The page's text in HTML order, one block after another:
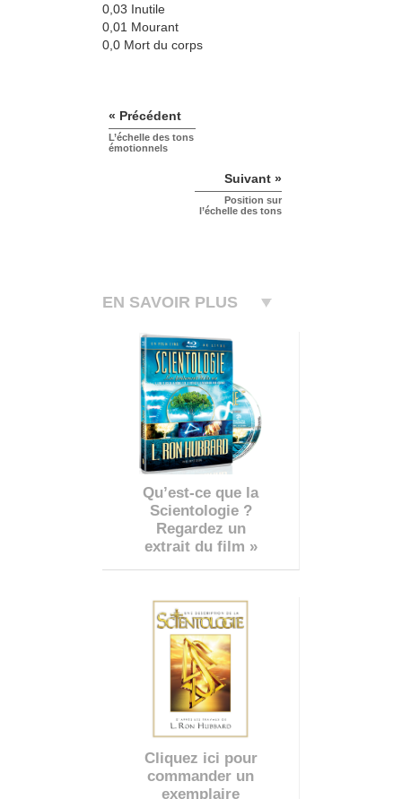
0,03 Inutile
0,01 Mourant
0,0 Mort du corps
« Précédent
L’échelle des tons
émotionnels
Suivant »
Position sur
l’échelle des tons
EN SAVOIR PLUS
Qu’est-ce que la
Scientologie ?
Regardez un
extrait du film »
Cliquez ici pour
commander un
exemplaire